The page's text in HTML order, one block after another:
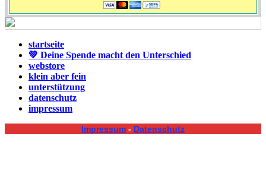
startseite
💚 Deine Spende macht den Unterschied
webstore
klein aber fein
unterstützung
datenschutz
impressum
Impressum - Datenschutz